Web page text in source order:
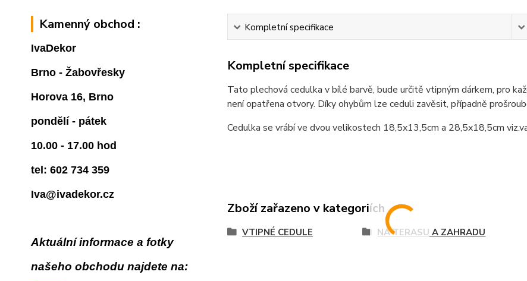
Kamenný obchod :
IvaDekor
Brno - Žabovřesky
Horova 16, Brno
pondělí - pátek
10.00 - 17.00 hod
tel: 602 734 359
Iva@ivadekor.cz
Aktuální informace a fotky
našeho obchodu najdete na:
Kompletní specifikace
Kompletní specifikace
Tato plechová cedulka v bílé barvě, bude určitě vtipným dárkem, pro
není opatřena otvory. Díky ohybům lze ceduli zavěsit, případně
Cedulka se vrábí ve dvou velikostech 18,5x13,5cm a 28,5x18,5cm
Zboží zařazeno v kategoriích
VTIPNÉ CEDULE NA TERASU A ZAHRADU